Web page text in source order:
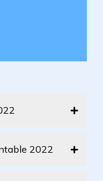
2022